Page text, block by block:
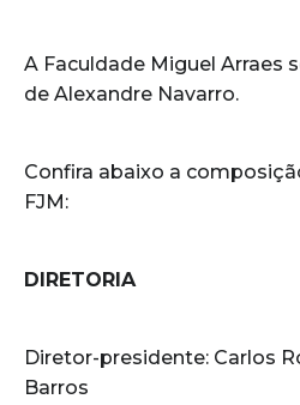
A Faculdade Miguel Arraes
de Alexandre Navarro.
Confira abaixo a
FJM:
DIRETORIA
Diretor-presidente: Carlos
Barros